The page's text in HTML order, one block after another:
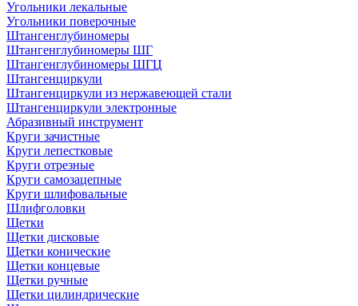
Угольники лекальные
Угольники поверочные
Штангенглубиномеры
Штангенглубиномеры ШГ
Штангенглубиномеры ШГЦ
Штангенциркули
Штангенциркули из нержавеющей стали
Штангенциркули электронные
Абразивный инструмент
Круги зачистные
Круги лепестковые
Круги отрезные
Круги самозацепные
Круги шлифовальные
Шлифголовки
Щетки
Щетки дисковые
Щетки конические
Щетки концевые
Щетки ручные
Щетки цилиндрические